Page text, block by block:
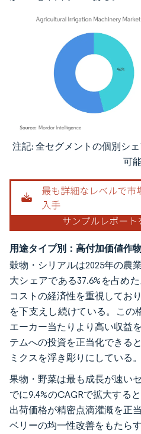
画像 © Mordor Intelligence。再利用に
注記: 全セグメントの個別シ
可
用途タイプ別：高付加価値作
穀物・シリアルは2025年の農
大シェアである37.6%を占め
コストの経済性を重視してお
を下支えし続けている。この
エーカー当たりより高い収益
テムへの投資を正当化できる
ミクスを浮き彫りにしている。
果物・野菜は最も成長が速い
でに9.4%のCAGRで拡大する
出荷価格が精密点滴灌漑を正
ベリーの均一性改善をもたら